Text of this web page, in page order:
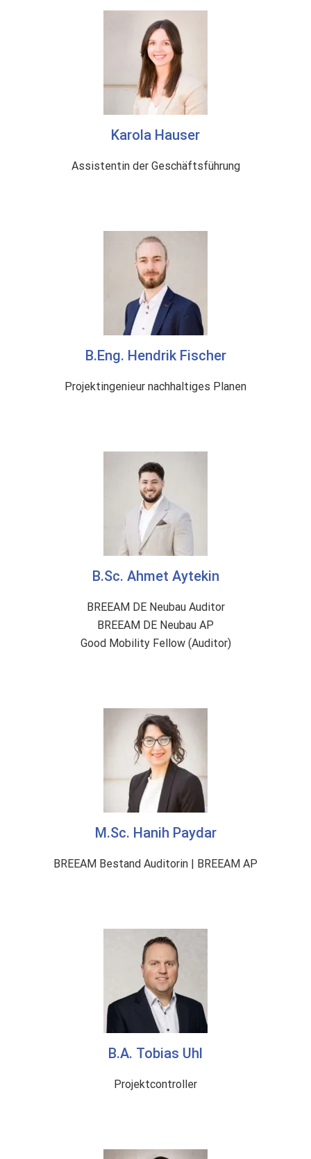
Karola Hauser
Assistentin der Geschäftsführung
B.Eng. Hendrik Fischer
Projektingenieur nachhaltiges Planen
B.Sc. Ahmet Aytekin
BREEAM DE Neubau Auditor
BREEAM DE Neubau AP
Good Mobility Fellow (Auditor)
M.Sc. Hanih Paydar
BREEAM Bestand Auditorin | BREEAM AP
B.A. Tobias Uhl
Projektcontroller